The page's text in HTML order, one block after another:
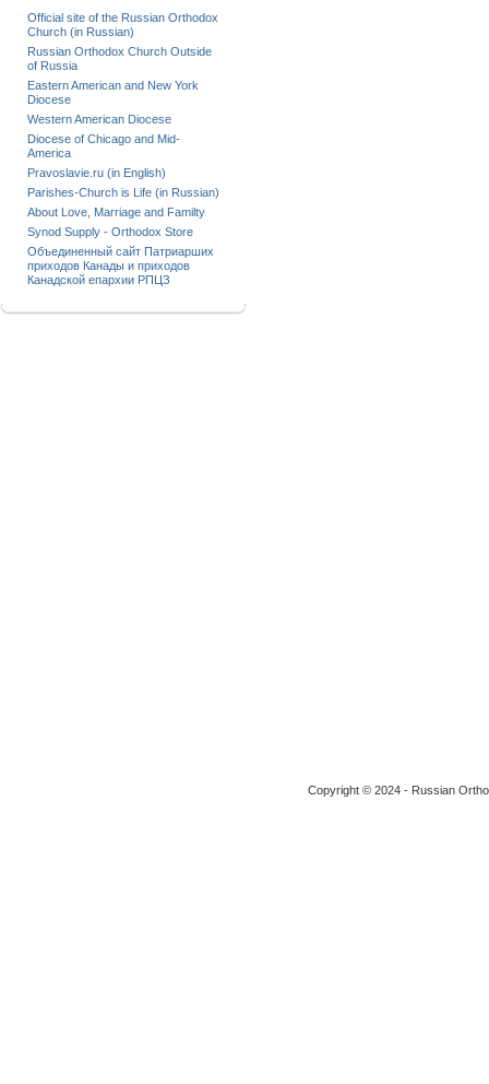
Official site of the Russian Orthodox
Church (in Russian)
Russian Orthodox Church Outside
of Russia
Eastern American and New York
Diocese
Western American Diocese
Diocese of Chicago and Mid-
America
Pravoslavie.ru (in English)
Parishes-Church is Life (in Russian)
About Love, Marriage and Familty
Synod Supply - Orthodox Store
Объединенный сайт Патриарших
приходов Канады и приходов
Канадской епархии РПЦЗ
Copyright © 2024 - Russian